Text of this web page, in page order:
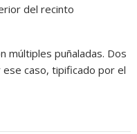
del recinto
múltiples puñaladas. Dos
caso, tipificado por el